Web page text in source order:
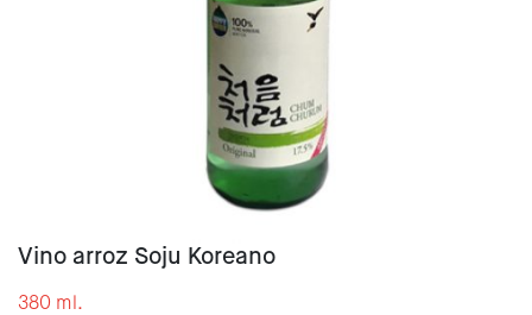
Vino arroz Soju Koreano
380 ml.